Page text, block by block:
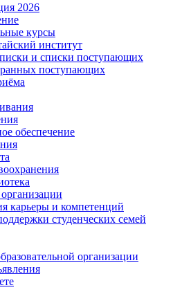
2026
курсы
институт
и списки поступающих
поступающих
обеспечение
карьеры и компетенций
студенческих семей
организации